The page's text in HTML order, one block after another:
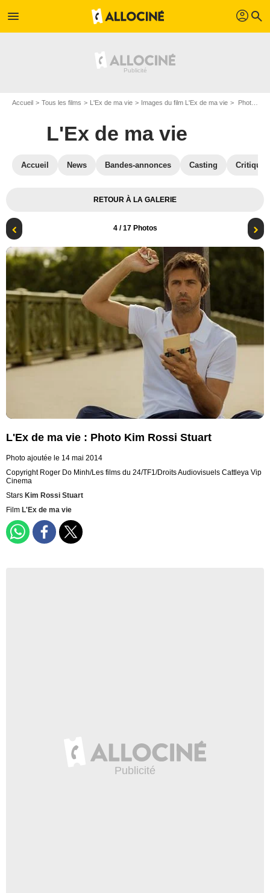
menu profil search
Accueil Tous les films L'Ex de ma vie Images du film L'Ex de ma vie Photo du film L'Ex de ma vie - Photo 4
L'Ex de ma vie
Accueil News Bandes-annonces Casting
RETOUR À LA GALERIE
4/ 17 Photos
L'Ex de ma vie : Photo Kim Rossi Stuart
Photo ajoutée le 14 mai 2014
Copyright Roger Do Minh/Les films du 24/TF1/Droits Audiovisuels Cattleya Vip
Cinema
Stars Kim Rossi Stuart
Film L'Ex de ma vie